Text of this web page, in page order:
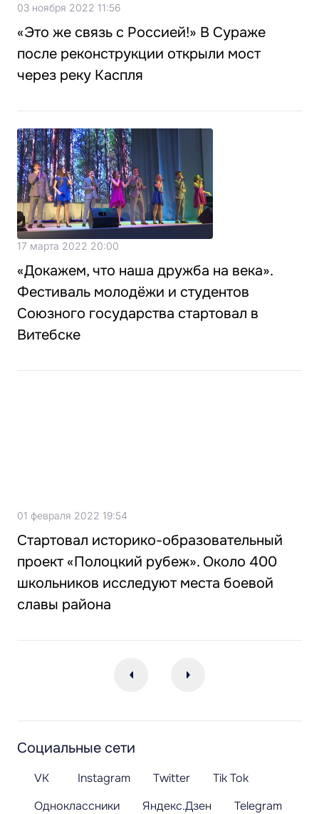
03 ноября 2022 11:56
«Это же связь с Россией!» В Сураже
после реконструкции открыли мост
через реку Каспля
17 марта 2022 20:00
«Докажем, что наша дружба на века».
Фестиваль молодёжи и студентов
Союзного государства стартовал в
Витебске
01 февраля 2022 19:54
Стартовал историко-образовательный
проект «Полоцкий рубеж». Около 400
школьников исследуют места боевой
славы района
Социальные сети
VK Instagram Twitter
Tik Tok
Одноклассники
Яндекс.Дзен
Telegram